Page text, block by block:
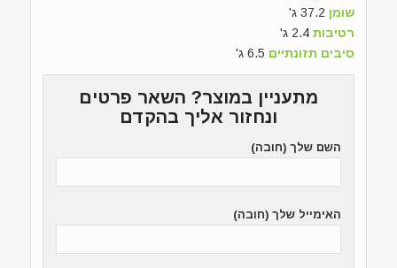
שומן
רטיבות2.4 ג'
סיבים תזונתיים
מתעניין במוצר? השאר פרטים
ונחזור אליך בהקדם
השם שלך (חובה)
האימייל שלך (חובה)